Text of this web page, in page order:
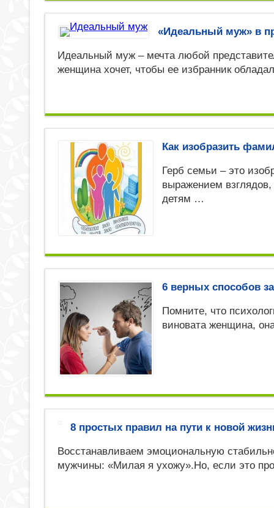
«Идеальный муж» в
Идеальный муж – мечта любой
женщина хочет, чтобы ее избранник
Как изобразить
Герб семьи – это
выражением
детям …
6 верных способов
Помните, что
виновата женщина,
8 простых правил на пути к новой
Восстанавливаем эмоциональную
мужчины: «Милая я ухожу».Но, если это